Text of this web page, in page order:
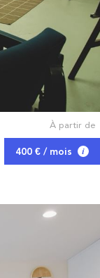
À partir de
400 € / mois